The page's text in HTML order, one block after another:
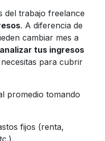
del trabajo freelance
. A diferencia de
cambiar mes a
analizar tus ingresos
para cubrir
promedio tomando
fijos (renta,